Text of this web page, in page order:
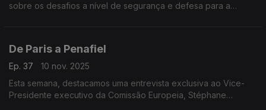
sobre os desafios a nível de segurança e defesa para a
De Paris a Penafiel
Ep. 37
10 nov. 2025
Esta semana, destacamos uma entrevista exclusiva ao Vice-
Presidente executivo da Comissão Europeia, Stéphane